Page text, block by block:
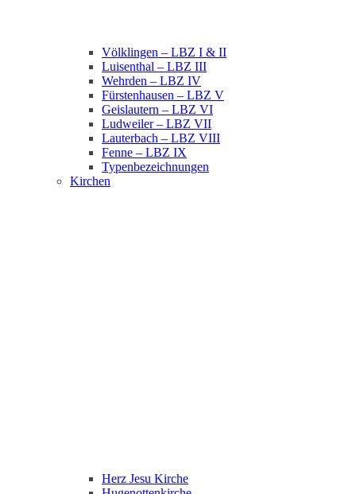
Völklingen – LBZ I & II
Luisenthal – LBZ III
Wehrden – LBZ IV
Fürstenhausen – LBZ V
Geislautern – LBZ VI
Ludweiler – LBZ VII
Lauterbach – LBZ VIII
Fenne – LBZ IX
Typenbezeichnungen
Kirchen
Herz Jesu Kirche